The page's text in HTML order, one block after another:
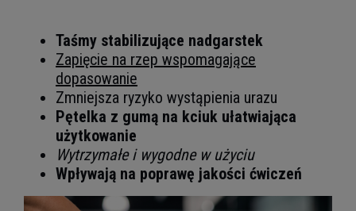
Taśmy stabilizujące nadgarstek
Zapięcie na rzep wspomagające
dopasowanie
Zmniejsza ryzyko wystąpienia urazu
Pętelka z gumą na kciuk ułatwiająca
użytkowanie
Wytrzymałe i wygodne w użyciu
Wpływają na poprawę jakości ćwiczeń